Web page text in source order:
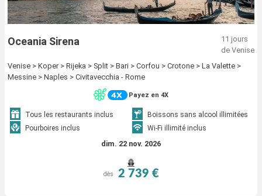
Oceania Sirena
11 jours
de Venise
Venise > Koper > Rijeka > Split > Bari > Corfou > Crotone > La Valette >
Messine > Naples > Civitavecchia - Rome
Payez en 4X
Tous les restaurants inclus
Boissons sans alcool illimitées
Pourboires inclus
Wi-Fi illimité inclus
dim. 22 nov. 2026
dès 2 739 €